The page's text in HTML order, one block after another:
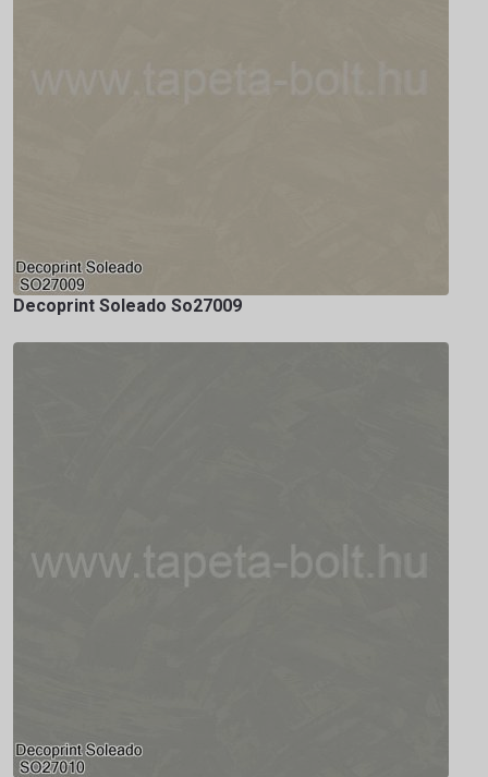
Decoprint Soleado So27009